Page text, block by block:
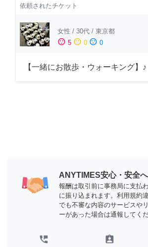
依頼されたチケット
女性 / 30代 / 東京都
sentiment_satisfied 5 sentiment_neutral 0 sentiment_dissatisfied 0
【一緒にお散歩・ウォーキング】♪
ANYTIMES安心・安全
報酬は取引前に事務局に支払
に振り込まれます。利用規約
でも不審な内容のサービスや
ーがあった場合は通報してくだ
perm_phone_msg assignment_ind